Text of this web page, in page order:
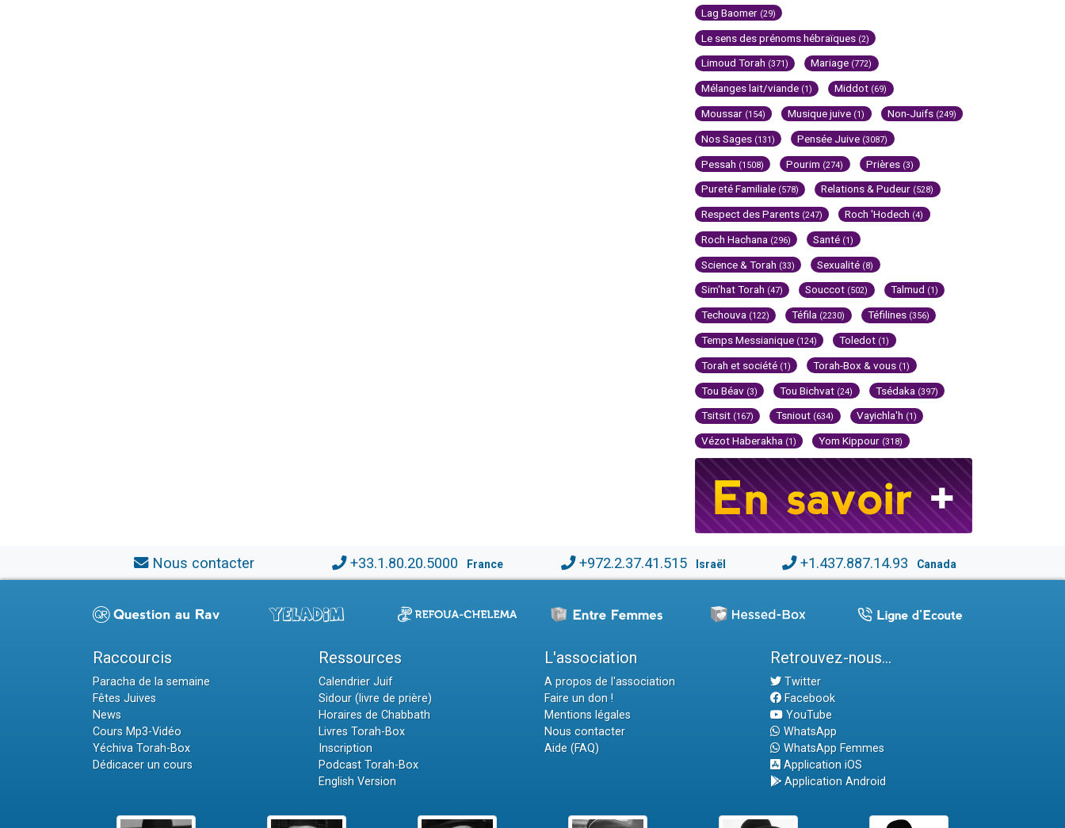
Lag Baomer (29)
Le sens des prénoms hébraïques (2)
Limoud Torah (371) Mariage (772)
Mélanges lait/viande (1) Middot (69)
Moussar (154) Musique juive (1) Non-Juifs (249)
Nos Sages (131) Pensée Juive (3087)
Pessah (1508) Pourim (274) Prières (3)
Pureté Familiale (578) Relations & Pudeur (528)
Respect des Parents (247) Roch 'Hodech (4)
Roch Hachana (296) Santé (1)
Science & Torah (33) Sexualité (8)
Sim'hat Torah (47) Souccot (502) Talmud (1)
Techouva (122) Téfila (2230) Téfilines (356)
Temps Messianique (124) Toledot (1)
Torah et société (1) Torah-Box & vous (1)
Tou Béav (3) Tou Bichvat (24) Tsédaka (397)
Tsitsit (167) Tsniout (634) Vayichla'h (1)
Vézot Haberakha (1) Yom Kippour (318)
Nous contacter +33.1.80.20.5000 France +972.2.37.41.515 Israël +1.437.887.14.93 Canada
Raccourcis
Paracha de la semaine
Fêtes Juives
News
Cours Mp3-Vidéo
Yéchiva Torah-Box
Dédicacer un cours
Ressources
Calendrier Juif
Sidour (livre de prière)
Horaires de Chabbath
Livres Torah-Box
Inscription
Podcast Torah-Box
English Version
L'association
A propos de l'association
Faire un don !
Mentions légales
Nous contacter
Aide (FAQ)
Retrouvez-nous...
Twitter
Facebook
YouTube
WhatsApp
WhatsApp Femmes
Application iOS
Application Android